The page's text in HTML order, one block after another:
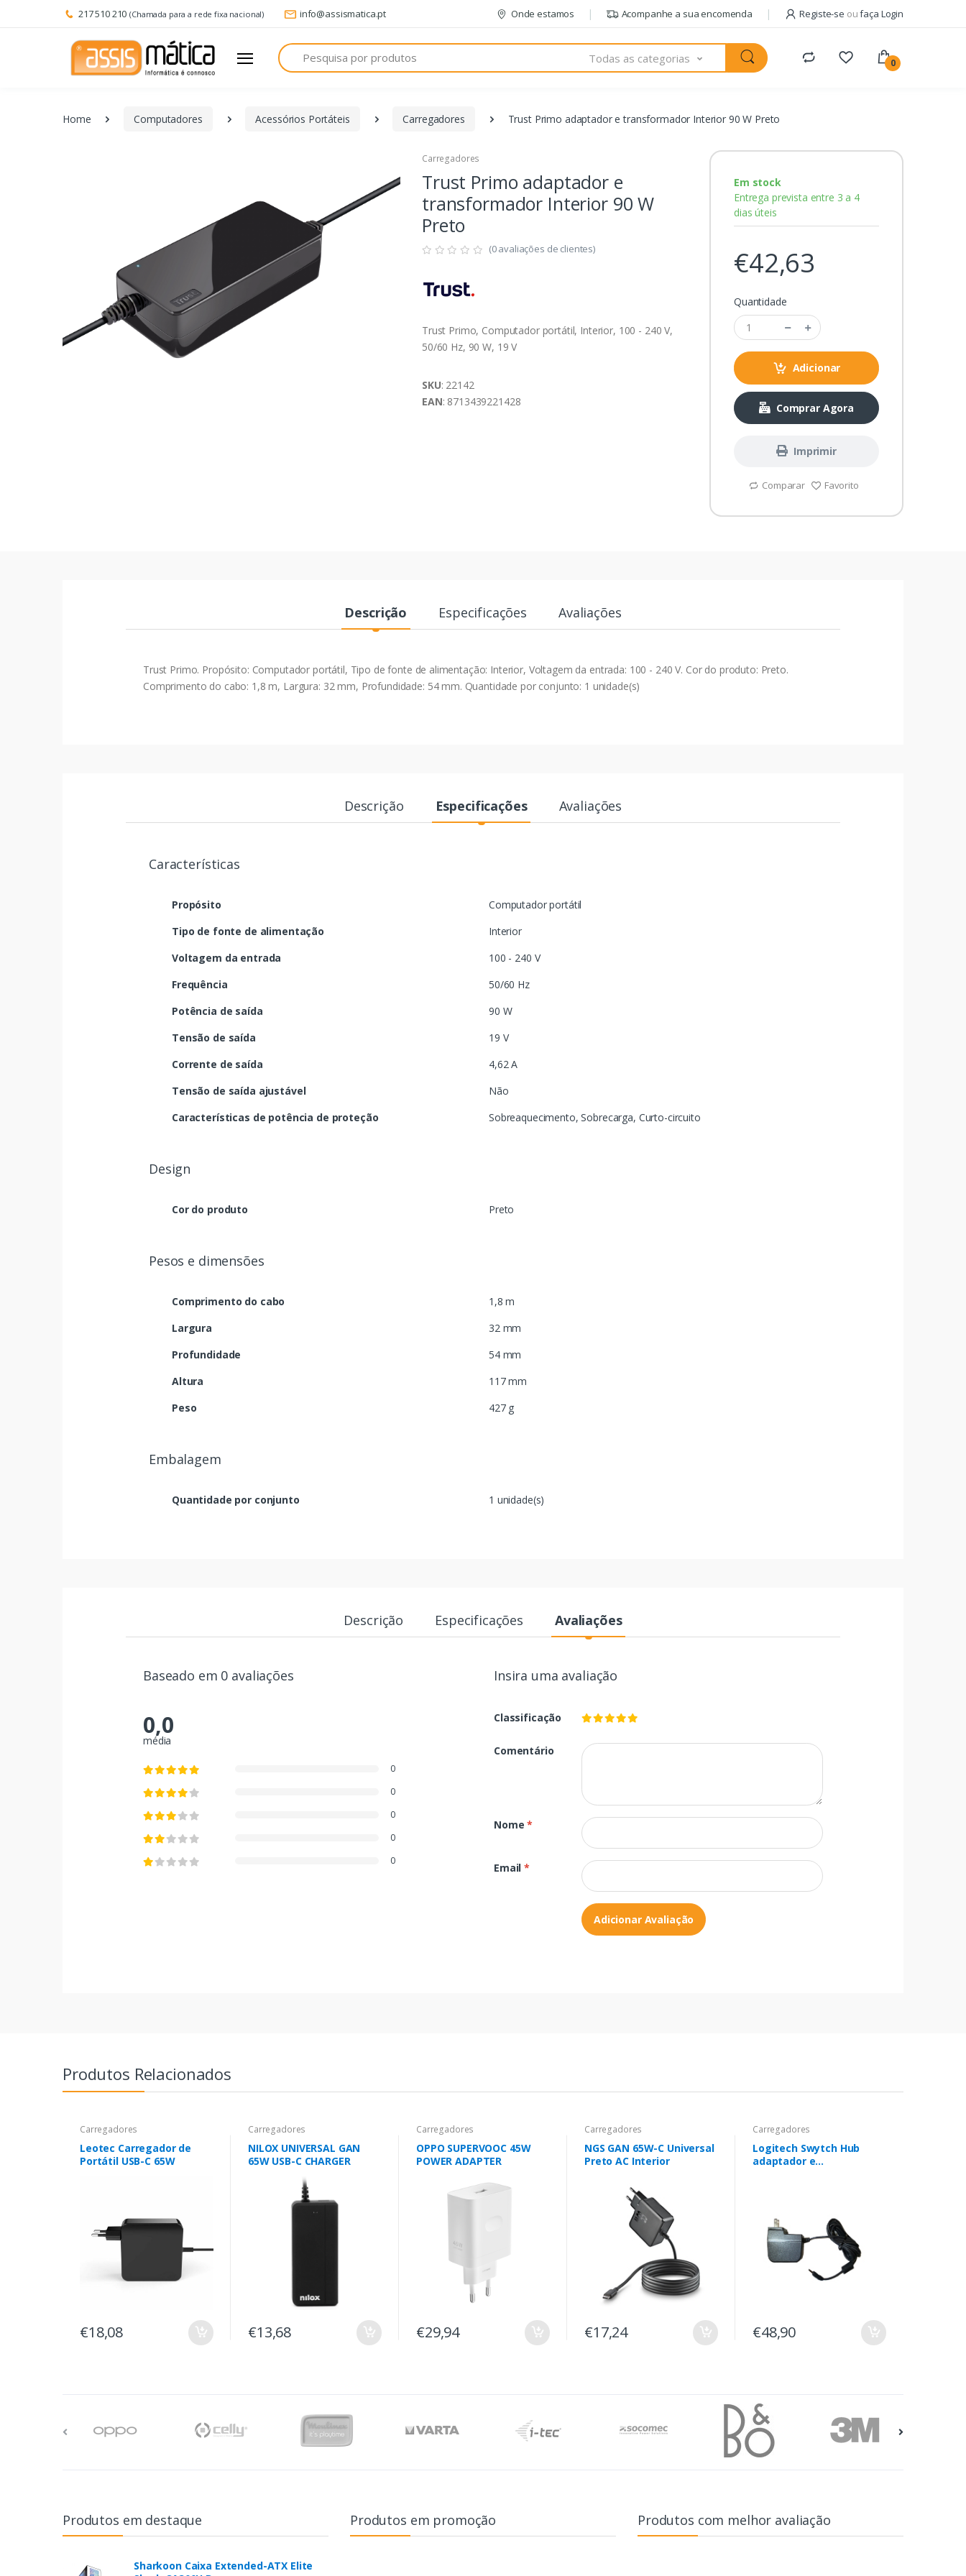
217 510 210 (Chamada para a rede fixa nacional) info@assismatica.pt Onde estamos Acompanhe a sua encomenda Registe-se oufaça Login
Pesquisa
Todas as categorias 0
Home Computadores Acessórios Portáteis Carregadores Trust Primo adaptador e transformador Interior 90 W Preto
Carregadores
Trust Primo adaptador e
transformador Interior 90 W
Preto
(0 avaliações de clientes)
Trust Primo, Computador portátil, Interior, 100 - 240 V,
50/60 Hz, 90 W, 19 V
SKU: 22142
EAN: 8713439221428
Em stock
Entrega prevista entre 3 a 4
dias úteis
€42,63
Quantidade
Adicionar
Comprar Agora
Imprimir
Comparar Favorito
Descrição Especificações Avaliações
Trust Primo. Propósito: Computador portátil, Tipo de fonte de alimentação: Interior, Voltagem da entrada: 100 - 240 V. Cor do produto: Preto.
Comprimento do cabo: 1,8 m, Largura: 32 mm, Profundidade: 54 mm. Quantidade por conjunto: 1 unidade(s)
Descrição Especificações Avaliações
Características
Propósito
Computador portátil
Tipo de fonte de alimentação
Interior
Voltagem da entrada
100 - 240 V
Frequência
50/60 Hz
Potência de saída
90 W
Tensão de saída
19 V
Corrente de saída
4,62 A
Tensão de saída ajustável
Não
Características de potência de proteção
Sobreaquecimento, Sobrecarga, Curto-circuito
Design
Cor do produto Preto
Pesos e dimensões
Comprimento do cabo
1,8 m
Largura
32 mm
Profundidade
54 mm
Altura
117 mm
Peso
427 g
Embalagem
Quantidade por conjunto 1 unidade(s)
Descrição Especificações Avaliações
Baseado em 0 avaliações
0,0
média
0
0
0
0
0
Insira uma avaliação
Classificação
Comentário
Nome*
Email*
Adicionar Avaliação
Produtos Relacionados
Carregadores
Leotec Carregador de
Portátil USB-C 65W
€18,08
Carregadores
NILOX UNIVERSAL GAN
65W USB-C CHARGER
€13,68
Carregadores
OPPO SUPERVOOC 45W
POWER ADAPTER
€29,94
Carregadores
NGS GAN 65W-C Universal
Preto AC Interior
€17,24
Carregadores
Logitech Swytch Hub
adaptador e
€48,90
Produtos em destaque
Sharkoon Caixa Extended-ATX Elite
Produtos em promoção Produtos com melhor avaliação